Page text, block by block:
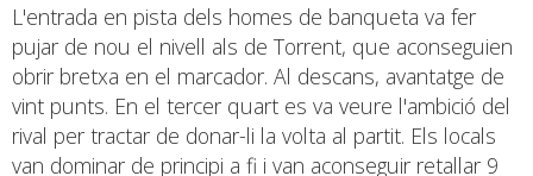
L'entrada en pista dels homes de banqueta va fer
pujar de nou el nivell als de Torrent, que aconseguien
obrir bretxa en el marcador. Al descans, avantatge de
vint punts. En el tercer quart es va veure l'ambició del
rival per tractar de donar-li la volta al partit. Els locals
van dominar de principi a fi i van aconseguir retallar 9